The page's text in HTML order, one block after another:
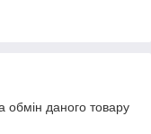
даного товару